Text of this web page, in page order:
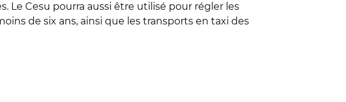
Cesu pourra aussi être utilisé pour régler les
de six ans, ainsi que les transports en taxi des